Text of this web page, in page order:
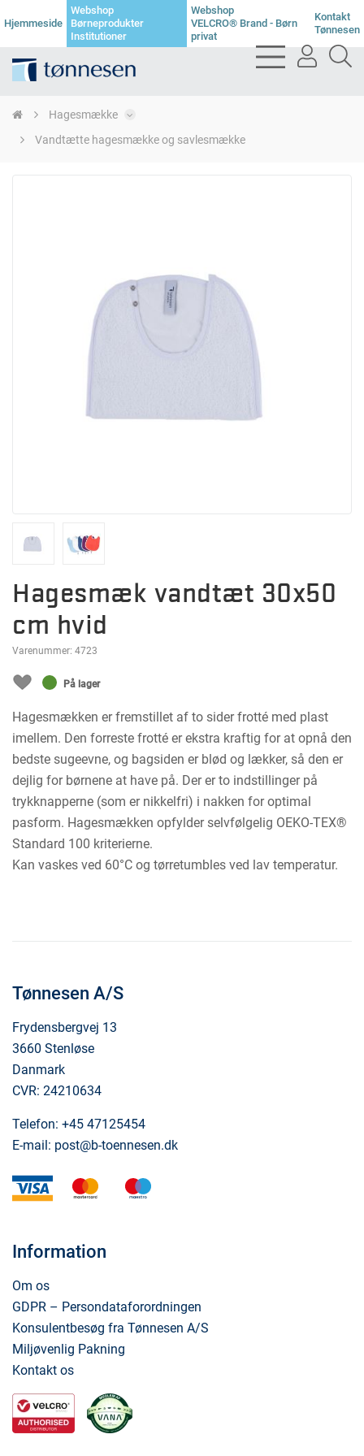
Hjemmeside
Webshop
Børneprodukter
Institutioner
Webshop
VELCRO® Brand - Børn
privat
Kontakt
Tønnesen
bars
light
user
Hagesmække
Vandtætte hagesmække og savlesmække
Hagesmæk vandtæt 30x50
cm hvid
Varenummer: 4723
På lager
Hagesmækken er fremstillet af to sider frotté med plast
imellem. Den forreste frotté er ekstra kraftig for at opnå den
bedste sugeevne, og bagsiden er blød og lækker, så den er
dejlig for børnene at have på. Der er to indstillinger på
trykknapperne (som er nikkelfri) i nakken for optimal
pasform. Hagesmækken opfylder selvfølgelig OEKO-TEX®
Standard 100 kriterierne.
Kan vaskes ved 60°C og tørretumbles ved lav temperatur.
Tønnesen A/S
Frydensbergvej 13
3660 Stenløse
Danmark
CVR: 24210634
Telefon: +45 47125454
E-mail: post@b-toennesen.dk
visa mastercard
Information
Om os
GDPR – Persondataforordningen
Konsulentbesøg fra Tønnesen A/S
Miljøvenlig Pakning
Kontakt os